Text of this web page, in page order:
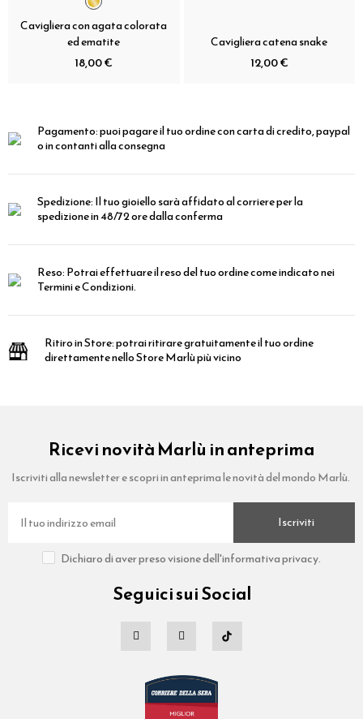
Cavigliera con agata colorata
ed ematite
18,00 €
Cavigliera catena snake
12,00 €
Pagamento:puoi pagare il tuo ordine con carta di credito, paypal
o in contanti alla consegna
Spedizione:Il tuo gioiello sarà affidato al corriere per la
spedizione in 48/72 ore dalla conferma
Reso:Potrai effettuare il reso del tuo ordine come indicato nei
Termini e Condizioni.
Ritiro in Store:potrai ritirare gratuitamente il tuo ordine
direttamente nello Store Marlù più vicino
Ricevi novità Marlù in anteprima
Iscriviti alla newsletter e scopri in anteprima le novità del mondo Marlù.
Iscriviti
Dichiaro di aver preso visione dell'informativa privacy.
Seguici sui Social